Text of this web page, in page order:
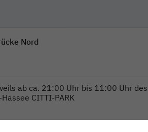
Nord
ab ca. 21:00 Uhr bis 11:00 Uhr des
CITTI-PARK